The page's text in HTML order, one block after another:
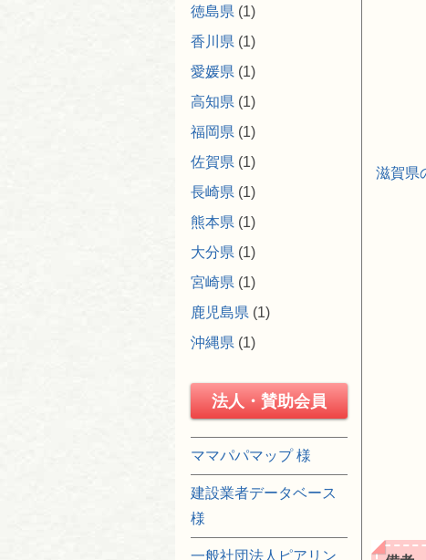
滋賀県
徳島県 (1)
香川県 (1)
愛媛県 (1)
高知県 (1)
福岡県 (1)
佐賀県 (1)
長崎県 (1)
熊本県 (1)
大分県 (1)
宮崎県 (1)
鹿児島県 (1)
沖縄県 (1)
法人・賛助会員
ママパパマップ 様
建設業者データベース
様
一般社団法人ピアリン